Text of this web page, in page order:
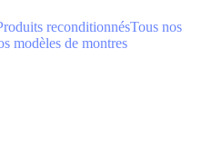
reconditionnésTous nos
modèles de montres